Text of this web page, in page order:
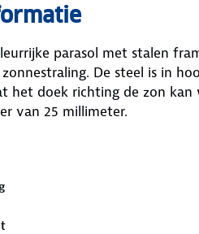
parasol met stalen
De steel is in
het doek richting de zon kan
van 25 millimeter.